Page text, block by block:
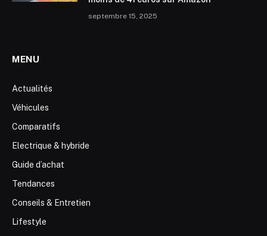
septembre 15, 2025
MENU
Actualités
Véhicules
Comparatifs
Electrique & hybride
Guide d’achat
Tendances
Conseils & Entretien
Lifestyle